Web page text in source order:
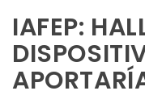
IAFEP: